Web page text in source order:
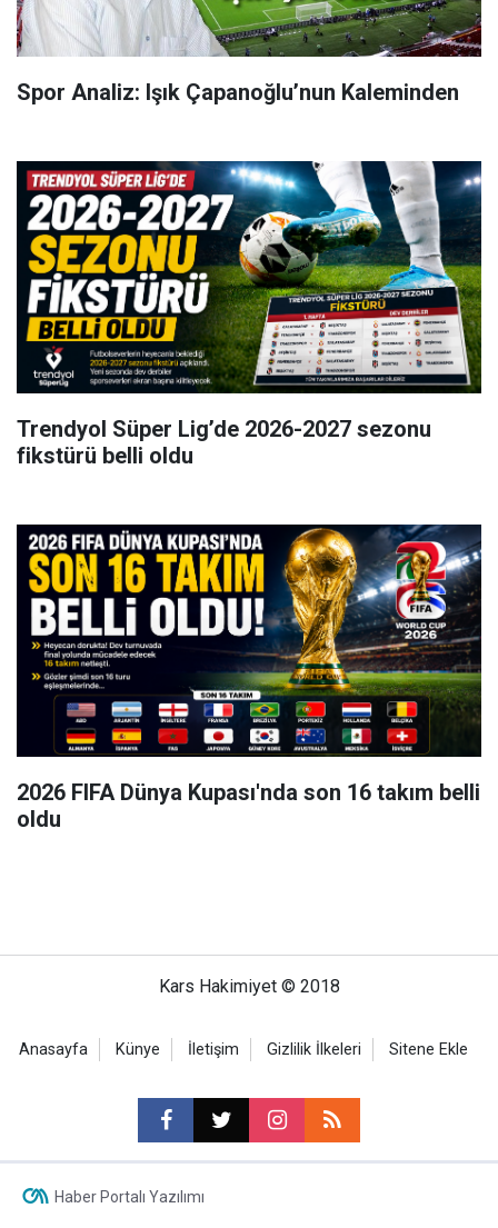
Spor Analiz: Işık Çapanoğlu’nun Kaleminden
Trendyol Süper Lig’de 2026-2027 sezonu
fikstürü belli oldu
2026 FIFA Dünya Kupası'nda son 16 takım belli
oldu
Kars Hakimiyet © 2018
Anasayfa Künye İletişim Gizlilik İlkeleri Sitene Ekle
Haber Portalı Yazılımı